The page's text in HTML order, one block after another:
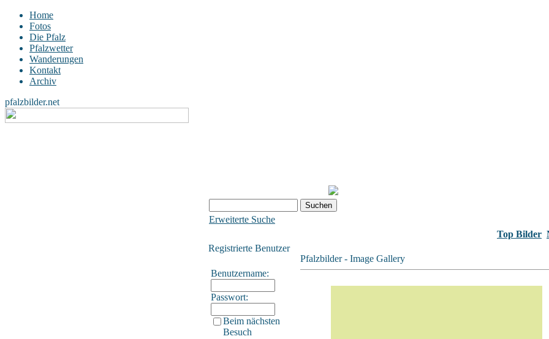
Home
Fotos
Die Pfalz
Pfalzwetter
Wanderungen
Kontakt
Archiv
pfalzbilder.net
Erweiterte Suche
Top Bilder
Registrierte Benutzer
Benutzername:
Passwort:
Beim nächsten
Besuch
Pfalzbilder - Image Gallery